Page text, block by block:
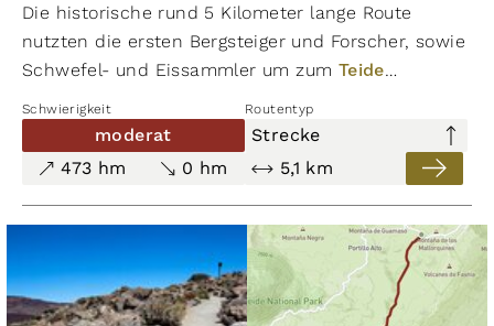
Die historische rund 5 Kilometer lange Route
nutzten die ersten Bergsteiger und Forscher, sowie
Schwefel- und Eissammler um zum Teide
Portillo über Weg 1 - La Fortaleza oder von der
Siedlung Portillo Alto über Weg 24 - Portillo Alto.
Schwierigkeit Routentyp
moderat
Strecke
473 hm
0 hm 5,1 km